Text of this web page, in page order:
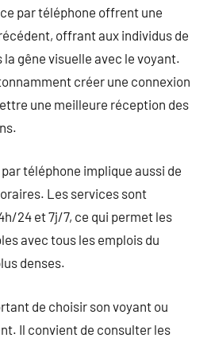
par téléphone offrent une
offrant aux individus de
la gêne visuelle avec le voyant.
créer une connexion
une meilleure réception des
téléphone implique aussi de
Les services sont
24 et 7j/7, ce qui permet les
avec tous les emplois du
denses.
de choisir son voyant ou
Il convient de consulter les